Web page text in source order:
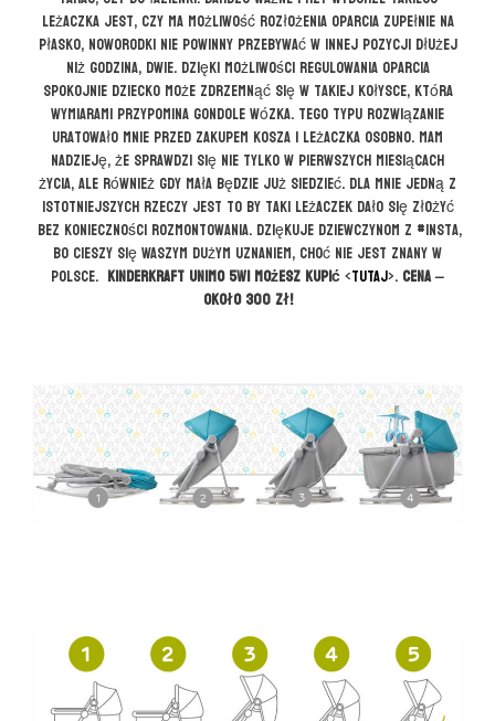
leżaczka jest, czy ma możliwość rozłożenia oparcia zupełnie na
płasko, noworodki nie powinny przebywać w innej pozycji dłużej
niż godzina, dwie. Dzięki możliwości regulowania oparcia
spokojnie dziecko może zdrzemnąć się w takiej kołysce, która
wymiarami przypomina gondole wózka. Tego typu rozwiązanie
uratowało mnie przed zakupem kosza i leżaczka osobno. Mam
nadzieję, że sprawdzi się nie tylko w pierwszych miesiącach
życia, ale również gdy mała będzie już siedzieć. Dla mnie jedną z
istotniejszych rzeczy jest to by taki leżaczek dało się złożyć
bez konieczności rozmontowania. Dziękuje dziewczynom z #insta,
bo cieszy się Waszym dużym uznaniem, choć nie jest znany w
Polsce. Kinderkraft UNIMO 5w1 możesz kupić<TUTAJ>. Cena –
około 300 zł!